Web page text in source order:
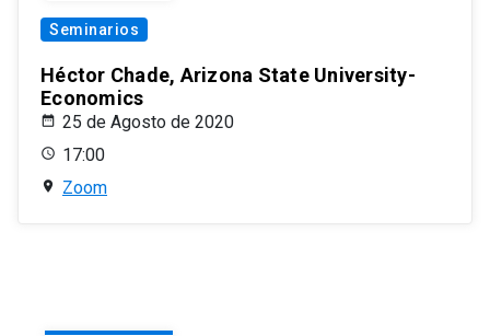
Seminarios
Héctor Chade, Arizona State University-
Economics
25 de Agosto de 2020
17:00
Zoom